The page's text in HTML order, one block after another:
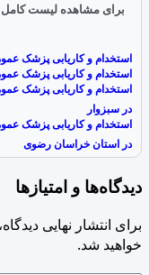
برای مشاهده لیست
استخدام و کاریابی پزشک
استخدام و کاریابی پزشک
استخدام و کاریابی پزشک
در سبزوار
استخدام و کاریابی پزشک
در استان خراسان رضوی
دیدگاه‌ها و امتیازها
برای انتشار نهایی
خواهید شد.